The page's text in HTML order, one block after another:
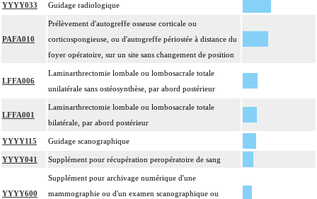
YYYY033 Guidage radiologique
PAFA010
Prélèvement d'autogreffe osseuse corticale ou
corticospongieuse, ou d'autogreffe périostée à distance du
foyer opératoire, sur un site sans changement de position
LFFA006
Laminarthrectomie lombale ou lombosacrale totale
unilatérale sans ostéosynthèse, par abord postérieur
LFFA001
Laminarthrectomie lombale ou lombosacrale totale
bilatérale, par abord postérieur
YYYY115 Guidage scanographique
YYYY041 Supplément pour récupération peropératoire de sang
YYYY600
Supplément pour archivage numérique d'une
mammographie ou d'un examen scanographique ou